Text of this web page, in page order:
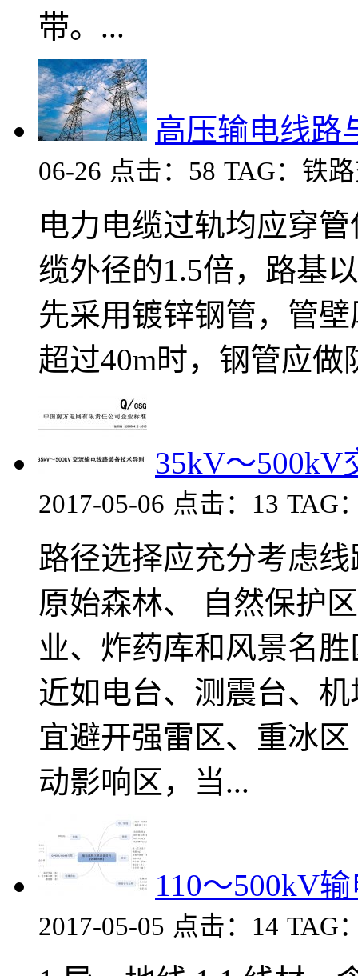
带。...
高压输电线路
06-26 点击：58 TAG：铁
电力电缆过轨均应穿
缆外径的1.5倍，路基
先采用镀锌钢管，管
超过40m时，钢管应
35kV～500kV
2017-05-06 点击：13 TAG
路径选择应充分考虑
原始森林、 自然保护
业、炸药库和风景名
近如电台、测震台、
宜避开强雷区、重冰
动影响区，当...
110～500kV
2017-05-05 点击：14 TAG